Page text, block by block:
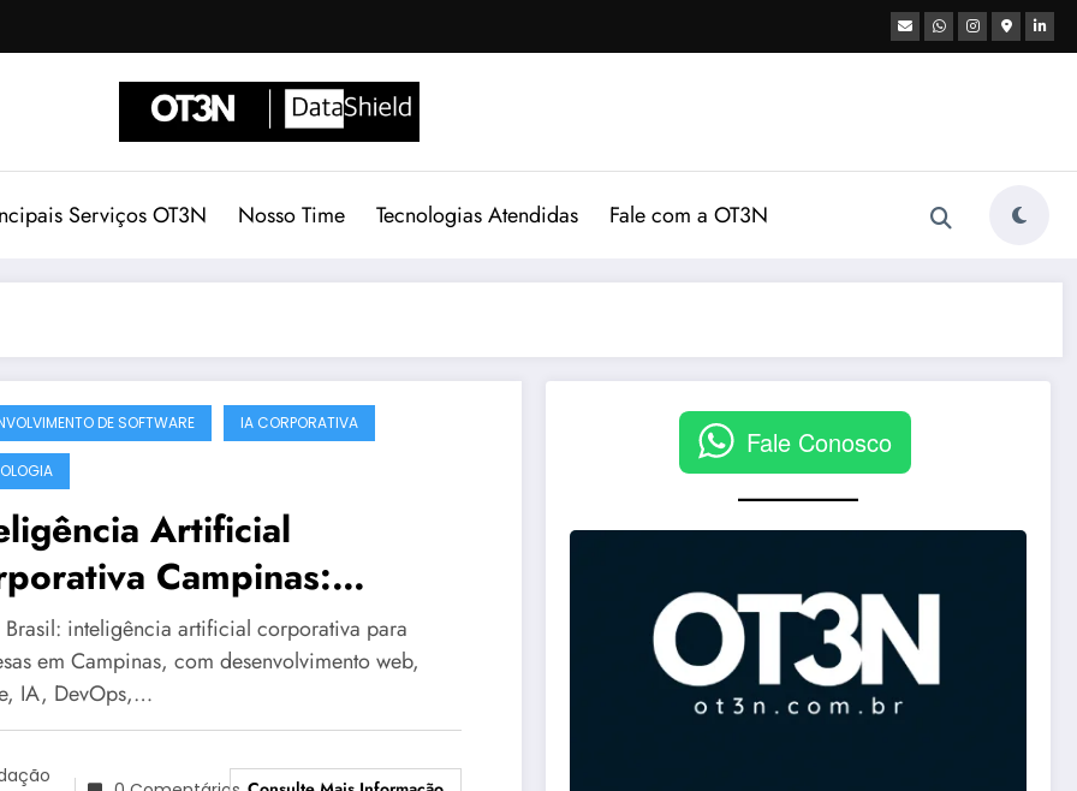
Serviços OT3N Nosso Time Tecnologias Atendidas Fale com a OT3N
DE SOFTWARE IA CORPORATIVA
Artificial
Campinas:
Corporativas da
Brasil – Guia 3083
Brasil: inteligência artificial corporativa para
em Campinas, com desenvolvimento web,
IA, DevOps,…
Fale Conosco